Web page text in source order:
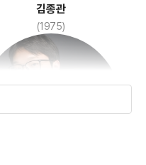
김종관
(1975)